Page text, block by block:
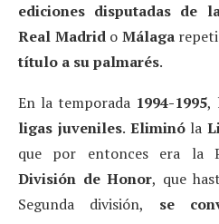
ediciones disputadas de
Real Madrido Málaga
título a su palmarés.
En la temporada 1994-1995,
ligas juveniles. Eliminóla
que por entonces era la
División de Honor, que
Segunda división, se